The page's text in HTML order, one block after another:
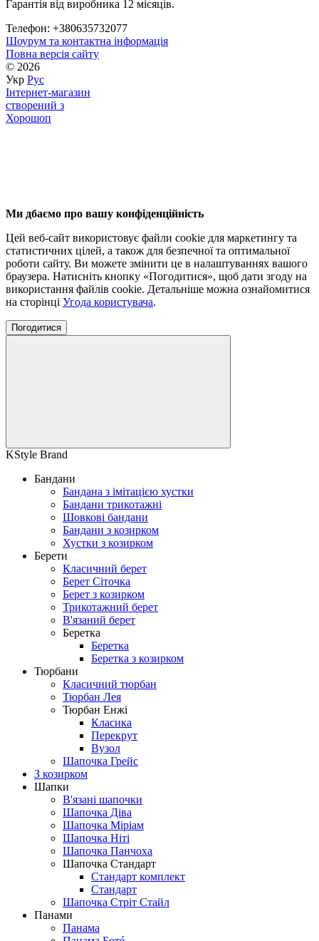
Гарантія від виробника 12 місяців.
Телефон: +380635732077
Шоурум та контактна інформація
Повна версія сайту
© 2026
Укр Рус
Інтернет-магазин
створений з
Хорошоп
Ми дбаємо про вашу конфіденційність
Цей веб-сайт використовує файли cookie для маркетингу та
статистичних цілей, а також для безпечної та оптимальної
роботи сайту. Ви можете змінити це в налаштуваннях вашого
браузера. Натисніть кнопку «Погодитися», щоб дати згоду на
використання файлів cookie. Детальніше можна ознайомитися
на сторінці Угода користувача.
Погодитися
KStyle Brand
Бандани
Бандана з імітацією хустки
Бандани трикотажні
Шовкові бандани
Бандани з козирком
Хустки з козирком
Берети
Класичний берет
Берет Сіточка
Берет з козирком
Трикотажний берет
В'язаний берет
Беретка
Беретка
Беретка з козирком
Тюрбани
Класичний тюрбан
Тюрбан Лея
Тюрбан Енжі
Класика
Перекрут
Вузол
Шапочка Грейс
З козирком
Шапки
В'язані шапочки
Шапочка Діва
Шапочка Міріам
Шапочка Ніті
Шапочка Панчоха
Шапочка Стандарт
Стандарт комплект
Стандарт
Шапочка Стріт Стайл
Панами
Панама